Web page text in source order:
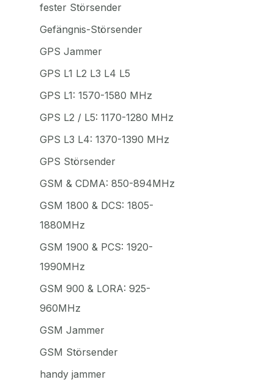
fester Störsender
Gefängnis-Störsender
GPS Jammer
GPS L1 L2 L3 L4 L5
GPS L1: 1570-1580 MHz
GPS L2 / L5: 1170-1280 MHz
GPS L3 L4: 1370-1390 MHz
GPS Störsender
GSM & CDMA: 850-894MHz
GSM 1800 & DCS: 1805-
1880MHz
GSM 1900 & PCS: 1920-
1990MHz
GSM 900 & LORA: 925-
960MHz
GSM Jammer
GSM Störsender
handy jammer